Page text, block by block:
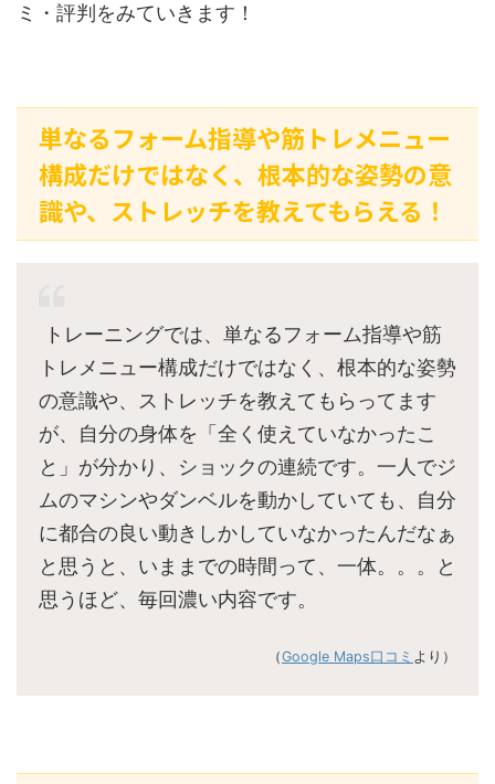
ミ・評判をみていきます！
単なるフォーム指導や筋トレメニュー
構成だけではなく、根本的な姿勢の意
識や、ストレッチを教えてもらえる！
トレーニングでは、単なるフォーム指導や筋
トレメニュー構成だけではなく、根本的な姿勢
の意識や、ストレッチを教えてもらってます
が、自分の身体を「全く使えていなかったこ
と」が分かり、ショックの連続です。一人でジ
ムのマシンやダンベルを動かしていても、自分
に都合の良い動きしかしていなかったんだなぁ
と思うと、いままでの時間って、一体。。。と
思うほど、毎回濃い内容です。
（Google Maps口コミ より）